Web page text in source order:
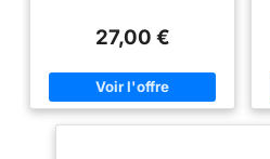
27,00 €